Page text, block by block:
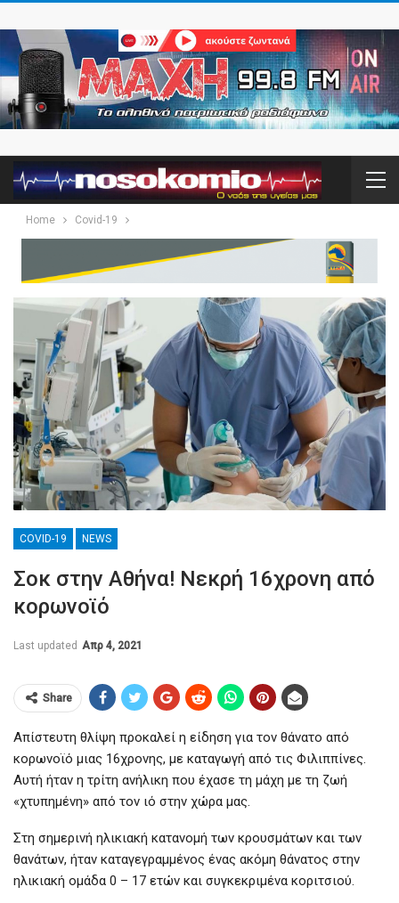
Home Covid-19
COVID-19 NEWS
Σοκ στην Αθήνα! Νεκρή 16χρονη από
κορωνοϊό
Last updated Απρ 4, 2021
Share
Απίστευτη θλίψη προκαλεί η είδηση για τον θάνατο από
κορωνοϊό μιας 16χρονης, με καταγωγή από τις Φιλιππίνες.
Αυτή ήταν η τρίτη ανήλικη που έχασε τη μάχη με τη ζωή
«χτυπημένη» από τον ιό στην χώρα μας.
Στη σημερινή ηλικιακή κατανομή των κρουσμάτων και των
θανάτων, ήταν καταγεγραμμένος ένας ακόμη θάνατος στην
ηλικιακή ομάδα 0 – 17 ετών και συγκεκριμένα κοριτσιού.